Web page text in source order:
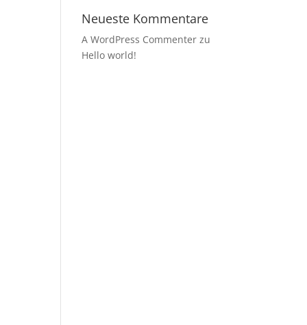
Neueste Kommentare
A WordPress Commenter zu
Hello world!